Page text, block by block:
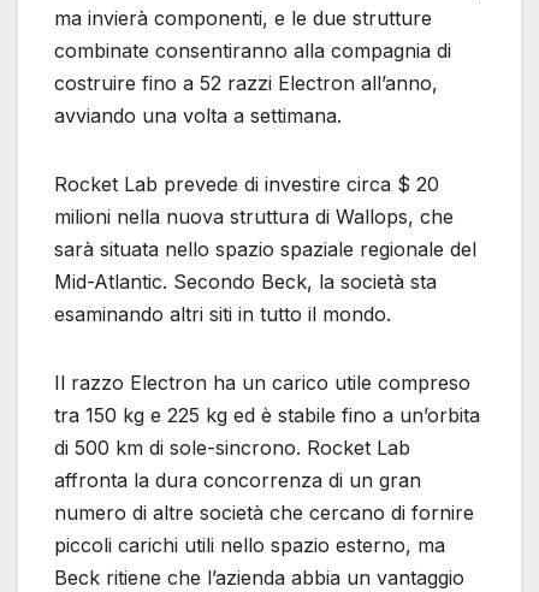
ma invierà componenti, e le due strutture
combinate consentiranno alla compagnia di
costruire fino a 52 razzi Electron all’anno,
avviando una volta a settimana.
Rocket Lab prevede di investire circa $ 20
milioni nella nuova struttura di Wallops, che
sarà situata nello spazio spaziale regionale del
Mid-Atlantic. Secondo Beck, la società sta
esaminando altri siti in tutto il mondo.
Il razzo Electron ha un carico utile compreso
tra 150 kg e 225 kg ed è stabile fino a un’orbita
di 500 km di sole-sincrono. Rocket Lab
affronta la dura concorrenza di un gran
numero di altre società che cercano di fornire
piccoli carichi utili nello spazio esterno, ma
Beck ritiene che l’azienda abbia un vantaggio